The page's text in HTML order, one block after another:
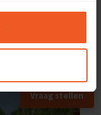
Vraag stellen